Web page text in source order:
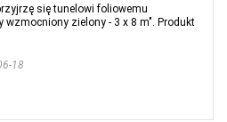
się tunelowi foliowemu
zielony - 3 x 8 m". Produkt
18